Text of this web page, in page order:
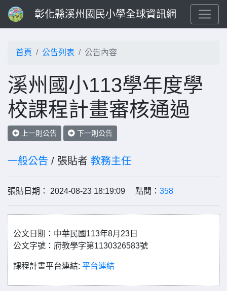
彰化縣溪州國民小學全球資訊網
首頁 公告列表 公告內容
溪州國小113學年度學
校課程計畫審核通過
上一則公告 下一則公告
一般公告 / 張貼者 教務主任
張貼日期： 2024-08-23 18:19:09 點閱： 358
公文日期：中華民國113年8月23日
公文字號：府教學字第1130326583號
課程計畫平台連結: 平台連結